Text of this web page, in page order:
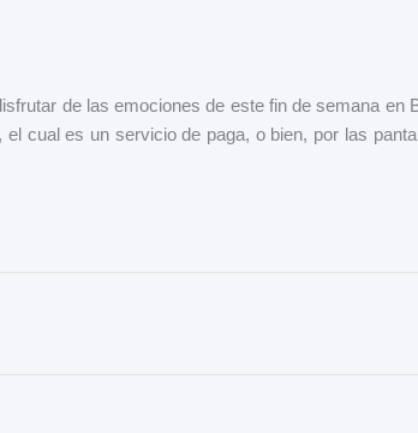
de las emociones de este fin de semana en
cual es un servicio de paga, o bien, por las